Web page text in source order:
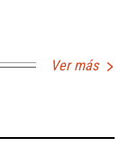
Ver más